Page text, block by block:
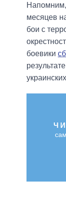
Напомним,
месяцев
бои с
боевики